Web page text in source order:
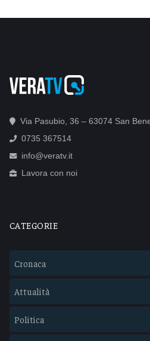
Via Pasubio, 36 – 63074 San
0735 367514
info@veratv.it
Lavora con noi
CATEGORIE
Cronaca
Attualità
Politica